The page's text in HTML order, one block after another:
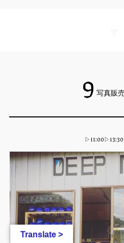
9 写真販
Translate >